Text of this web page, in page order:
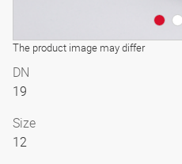
The product image may differ
DN
19
Size
12